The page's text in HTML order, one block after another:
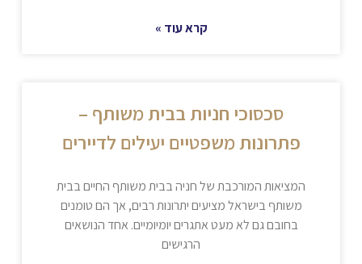
קרא עוד »
סכסוכי חניות בבית משותף –
פתרונות משפטיים יעילים לדיירים
המציאות המורכבת של חניה בבית משותף החיים בבית
משותף בישראל מציעים יתרונות רבים, אך הם טומנים
בחובם גם לא מעט אתגרים יומיומיים. אחד הנושאים
הרגישים